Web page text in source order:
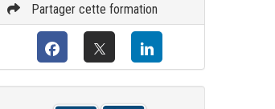
Partager cette formation